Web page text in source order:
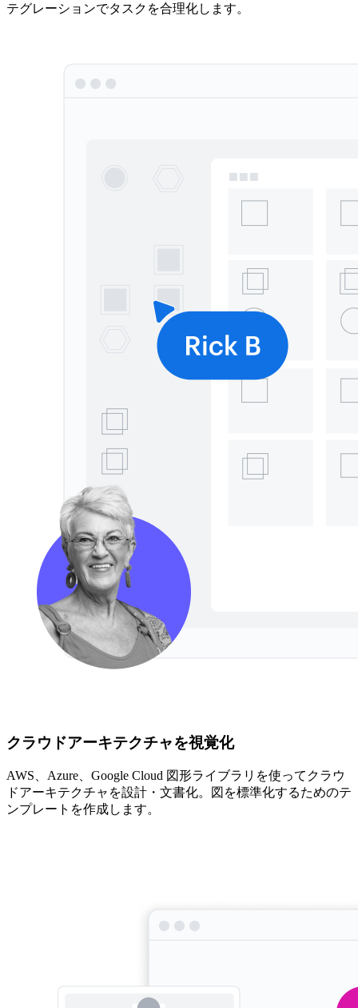
テグレーションでタスクを合理化します。
クラウドアーキテクチャを視覚化
AWS、Azure、Google Cloud 図形ライブラリを使ってクラウ
ドアーキテクチャを設計・文書化。図を標準化するためのテ
ンプレートを作成します。